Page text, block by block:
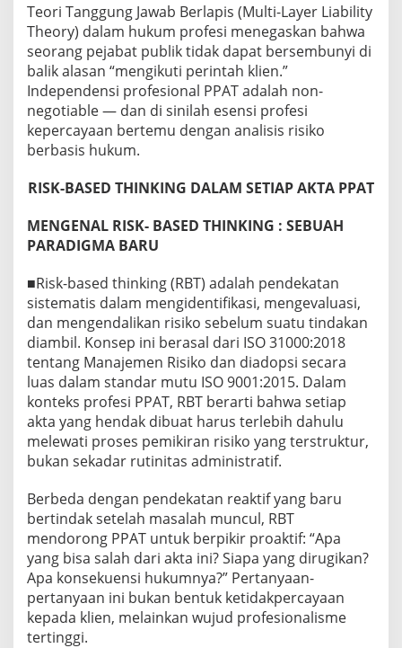
Teori Tanggung Jawab Berlapis (Multi-Layer Liability
Theory) dalam hukum profesi menegaskan bahwa
seorang pejabat publik tidak dapat bersembunyi di
balik alasan “mengikuti perintah klien.”
Independensi profesional PPAT adalah non-
negotiable — dan di sinilah esensi profesi
kepercayaan bertemu dengan analisis risiko
berbasis hukum.
RISK-BASED THINKING DALAM SETIAP AKTA PPAT
MENGENAL RISK- BASED THINKING : SEBUAH
PARADIGMA BARU
■Risk-based thinking (RBT) adalah pendekatan
sistematis dalam mengidentifikasi, mengevaluasi,
dan mengendalikan risiko sebelum suatu tindakan
diambil. Konsep ini berasal dari ISO 31000:2018
tentang Manajemen Risiko dan diadopsi secara
luas dalam standar mutu ISO 9001:2015. Dalam
konteks profesi PPAT, RBT berarti bahwa setiap
akta yang hendak dibuat harus terlebih dahulu
melewati proses pemikiran risiko yang terstruktur,
bukan sekadar rutinitas administratif.
Berbeda dengan pendekatan reaktif yang baru
bertindak setelah masalah muncul, RBT
mendorong PPAT untuk berpikir proaktif: “Apa
yang bisa salah dari akta ini? Siapa yang dirugikan?
Apa konsekuensi hukumnya?” Pertanyaan-
pertanyaan ini bukan bentuk ketidakpercayaan
kepada klien, melainkan wujud profesionalisme
tertinggi.